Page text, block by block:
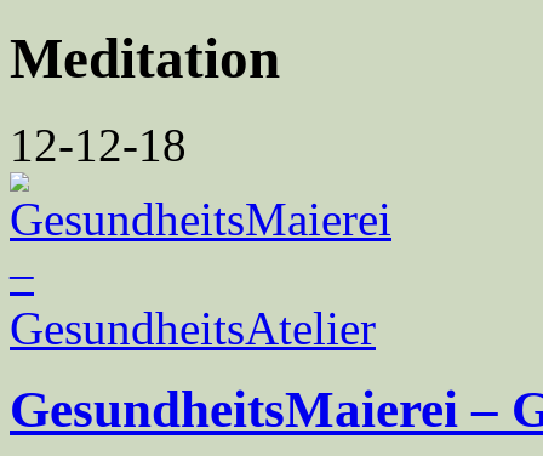
Meditation
12-12-18
GesundheitsMaierei –